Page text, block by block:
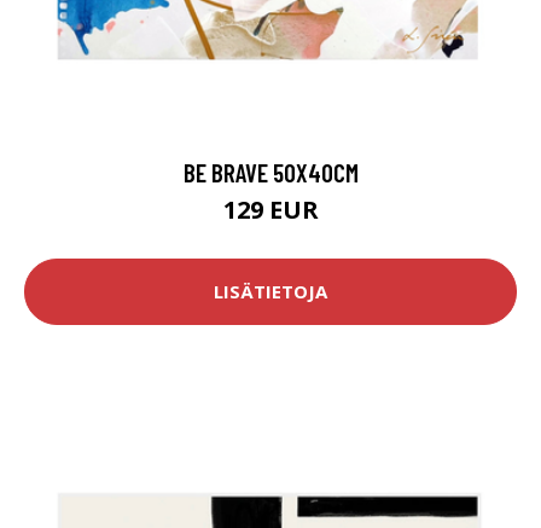
BE BRAVE 50X40CM
129 EUR
LISÄTIETOJA